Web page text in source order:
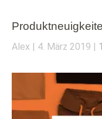
Alex 4. März 2019